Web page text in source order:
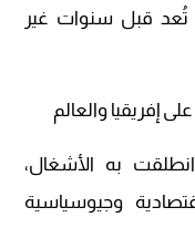
تُعد قبل سنوات غير
به الأشغال،
وجيوسياسية